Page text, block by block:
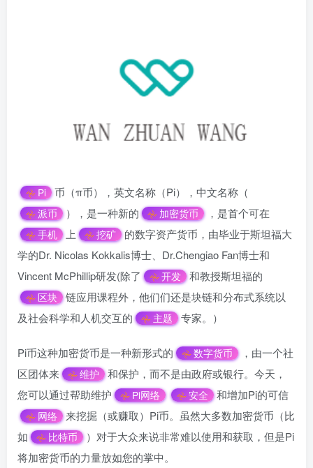
Pi 币（π币），英文名称（Pi），中文名称（
派币 ），是一种新的 加密货币 ，是首个可在
手机 上 挖矿
的数字资产货币，由毕业于斯坦福大
学的Dr. Nicolas Kokkalis博士、Dr.Chengiao Fan博士和
Vincent McPhillip研发(除了
开发 和教授斯坦福的
区块
链应用课程外，他们们还是块链和分布式系统以
及社会科学和人机交互的
主题 专家。）
Pi币这种加密货币是一种新形式的 数字货币
，由一个社
区团体来
维护
和保护，而不是由政府或银行。今天，
您可以通过帮助维护
Pi网络 安全 和增加Pi的可信
网络
来挖掘（或赚取）Pi币。虽然大多数加密货币（比
如
比特币
）对于大众来说非常难以使用和获取，但是Pi
将加密货币的力量放如您的掌中。